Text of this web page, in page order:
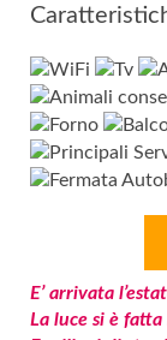
E’ arrivata
La luce si è